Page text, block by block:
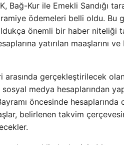
Bağ-Kur ile Emekli Sandığı
ödemeleri belli oldu. Bu
önemli bir haber niteliği
yatırılan maaşlarını
arasında gerçekleştirilecek
medya hesaplarından
öncesinde
belirlenen takvim